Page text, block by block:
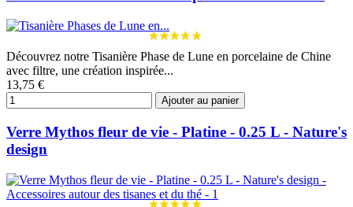
Découvrez notre Tisanière Phase de Lune en porcelaine de Chine
avec filtre, une création inspirée...
13,75 €
Ajouter au panier
Verre Mythos fleur de vie - Platine - 0.25 L - Nature's
design